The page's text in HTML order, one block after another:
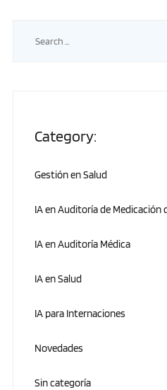
Category:
Gestión en Salud
IA en Auditoría de Medicación
IA en Auditoría Médica
IA en Salud
IA para Internaciones
Novedades
Sin categoría